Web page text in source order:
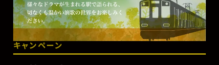
キャンペーン